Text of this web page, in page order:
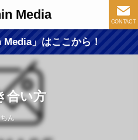
Media CONTACT
」はここから！
合い方
ん